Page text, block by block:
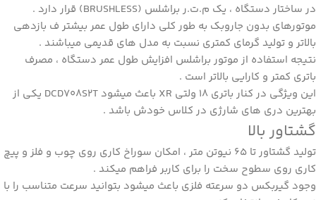
در ساختار دستگاه ، یک م.ت.ر براشلس (BRUSHLESS) قرار دارد .
موتورهای بدون جاروبک به طور کلی دارای طول عمر بیشتر ف بازدهی
بالاتر و تولید گرمای کمتری نسبت به مدل های قدیمی میباشند .
نتیجه استفاده از موتور براشلس افزایش طول عمر دستگاه ، مصرف
باتری کمتر و کارایی بالاتر است .
این ویژگی در کنار باتری 18 ولتی XR باعث میشود DCD708S2T یکی از
بهترین دری های شارژی در کلاس خودش باشد .
گشتاور بالا
تولید گشتاور تا 65 نیوتن متر ، امکان سوراخ کاری روی چوب و فلز و پیچ
کاری روی سطوح سخت را برای کاربر فراهم میکند .
وجود گیربکس دو سرعته فلزی باعث میشود بتوانید سرعت متناسب را با